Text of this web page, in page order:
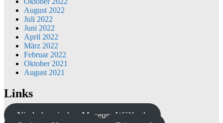
August 2022
Juli 2022
Juni 2022
April 2022
März 2022
Februar 2022
Oktober 2021
August 2021
Links
Niederbergisches Museum Wülfrath